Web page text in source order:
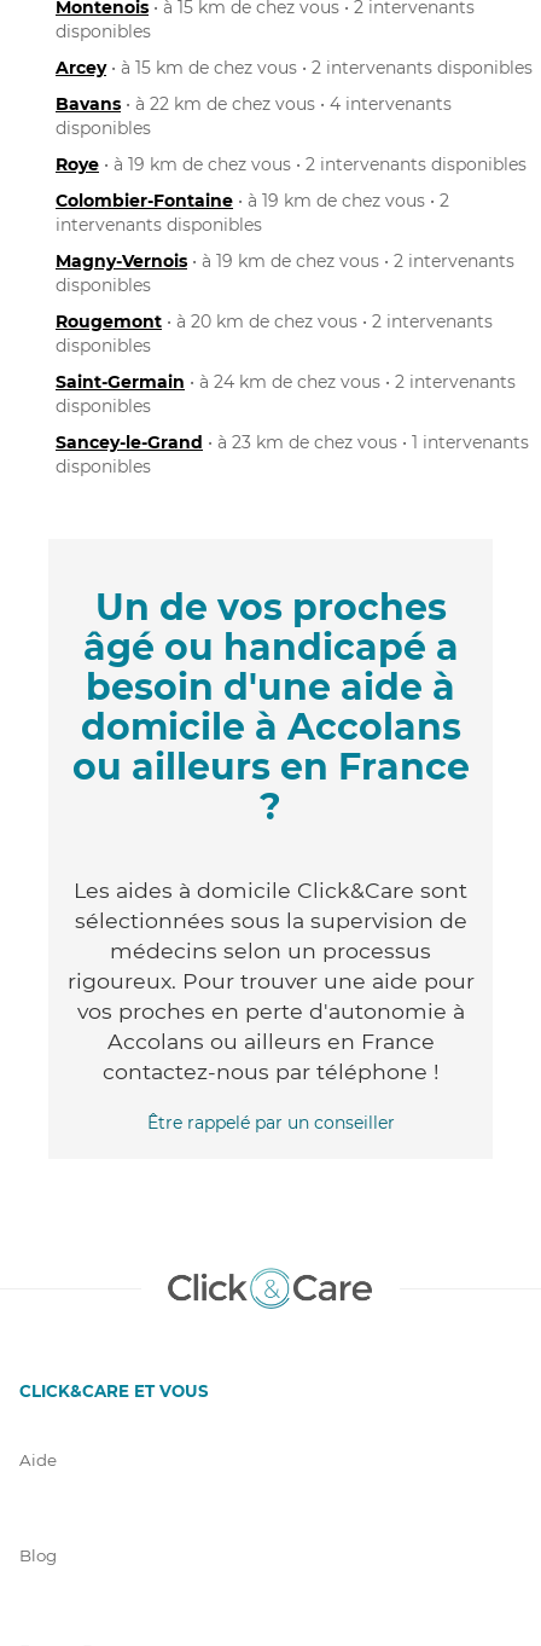
Montenois • à 15 km de chez vous • 2 intervenants
disponibles
Arcey• à 15 km de chez vous • 2 intervenants disponibles
Bavans • à 22 km de chez vous • 4 intervenants
disponibles
Roye • à 19 km de chez vous • 2 intervenants disponibles
Colombier-Fontaine • à 19 km de chez vous • 2
intervenants disponibles
Magny-Vernois • à 19 km de chez vous • 2 intervenants
disponibles
Rougemont • à 20 km de chez vous • 2 intervenants
disponibles
Saint-Germain • à 24 km de chez vous • 2 intervenants
disponibles
Sancey-le-Grand • à 23 km de chez vous • 1 intervenants
disponibles
Un de vos proches
âgé ou handicapé a
besoin d'une aide à
domicile à Accolans
ou ailleurs en France
?
Les aides à domicile Click&Care sont
sélectionnées sous la supervision de
médecins selon un processus
rigoureux. Pour trouver une aide pour
vos proches en perte d'autonomie à
Accolans ou ailleurs en France
contactez-nous par téléphone !
Être rappelé par un conseiller
CLICK&CARE ET VOUS
Aide
Blog